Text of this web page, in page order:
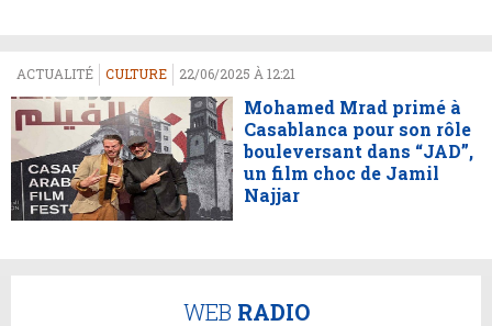
ACTUALITÉ CULTURE 22/06/2025 À 12:21
Mohamed Mrad primé à
Casablanca pour son rôle
bouleversant dans “JAD”,
un film choc de Jamil
Najjar
WEB RADIO